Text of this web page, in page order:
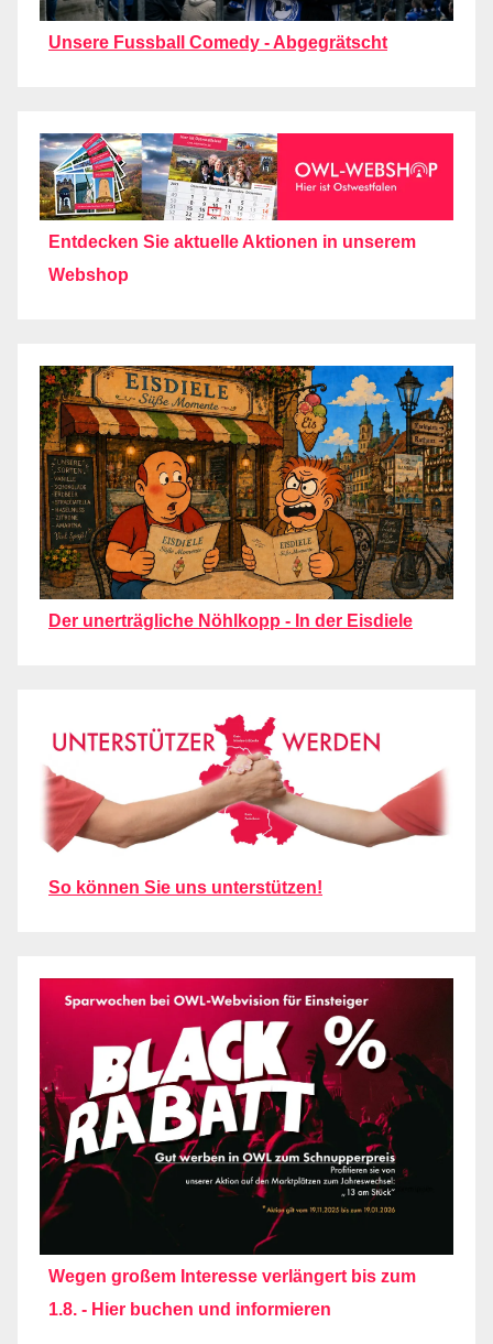
Unsere Fussball Comedy - Abgegrätscht
Entdecken Sie aktuelle Aktionen in unserem
Webshop
Der unerträgliche Nöhlkopp - In der Eisdiele
So können Sie uns unterstützen!
Wegen großem Interesse verlängert bis zum
1.8. - Hier buchen und informieren